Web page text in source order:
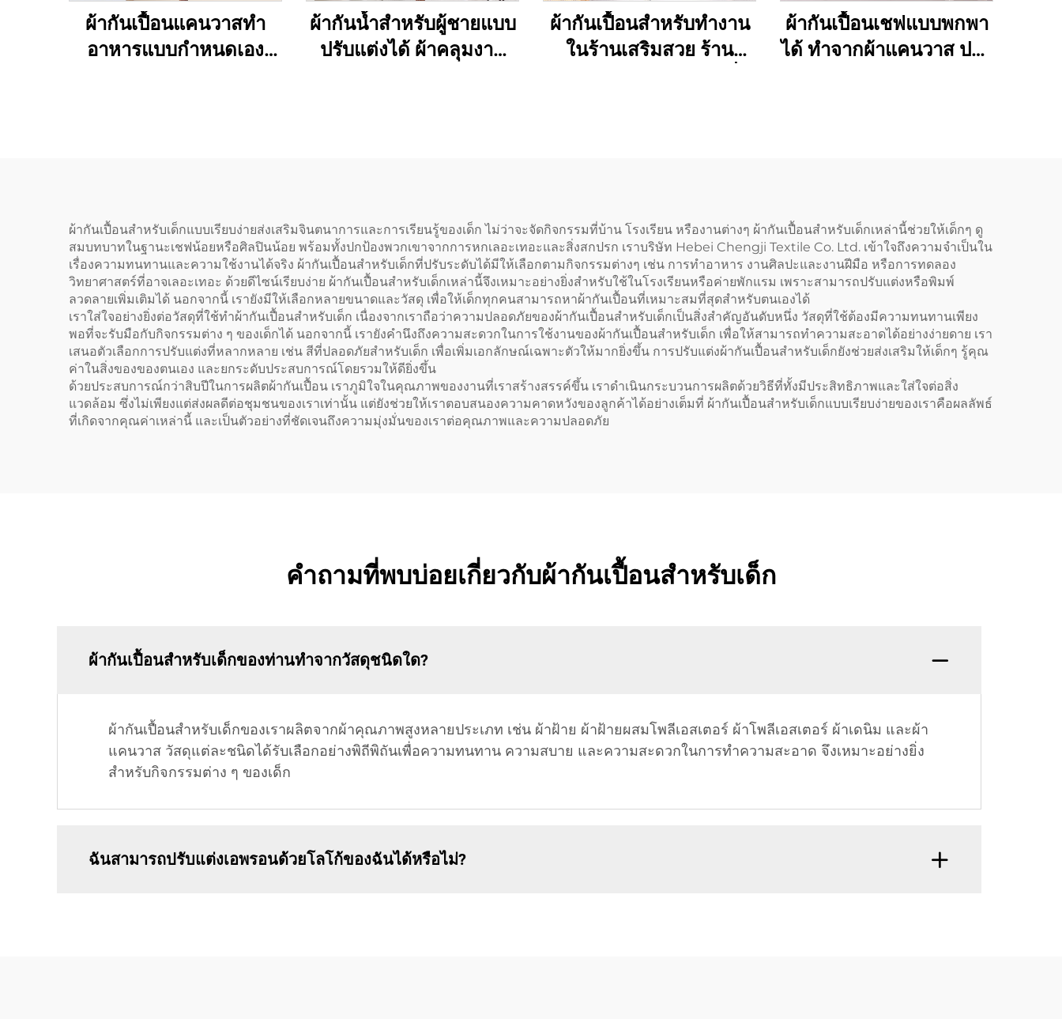
ผ้ากันเปื้อนแคนวาสทำ
อาหารแบบกำหนดเอง
ผ้ากันน้ำสำหรับผู้ชายแบบ
ปรับแต่งได้ ผ้าคลุมงาน
ผ้ากันเปื้อนสำหรับทำงาน
ในร้านเสริมสวย ร้าน
ผ้ากันเปื้อนเชฟแบบพกพา
ได้ ทำจากผ้าแคนวาส ปรับ
ผ้ากันเปื้อนสำหรับเด็กแบบเรียบง่ายส่งเสริมจินตนาการและการเรียนรู้ของเด็ก ไม่ว่าจะจัดกิจกรรมที่บ้าน โรงเรียน หรืองานต่างๆ ผ้ากันเปื้อนสำหรับเด็กเหล่านี้ช่วยให้เด็กๆ ดู
สมบทบาทในฐานะเชฟน้อยหรือศิลปินน้อย พร้อมทั้งปกป้องพวกเขาจากการหกเลอะเทอะและสิ่งสกปรก เราบริษัท Hebei Chengji Textile Co. Ltd. เข้าใจถึงความจำเป็นใน
เรื่องความทนทานและความใช้งานได้จริง ผ้ากันเปื้อนสำหรับเด็กที่ปรับระดับได้มีให้เลือกตามกิจกรรมต่างๆ เช่น การทำอาหาร งานศิลปะและงานฝีมือ หรือการทดลอง
วิทยาศาสตร์ที่อาจเลอะเทอะ ด้วยดีไซน์เรียบง่าย ผ้ากันเปื้อนสำหรับเด็กเหล่านี้จึงเหมาะอย่างยิ่งสำหรับใช้ในโรงเรียนหรือค่ายพักแรม เพราะสามารถปรับแต่งหรือพิมพ์
ลวดลายเพิ่มเติมได้ นอกจากนี้ เรายังมีให้เลือกหลายขนาดและวัสดุ เพื่อให้เด็กทุกคนสามารถหาผ้ากันเปื้อนที่เหมาะสมที่สุดสำหรับตนเองได้
เราใส่ใจอย่างยิ่งต่อวัสดุที่ใช้ทำผ้ากันเปื้อนสำหรับเด็ก เนื่องจากเราถือว่าความปลอดภัยของผ้ากันเปื้อนสำหรับเด็กเป็นสิ่งสำคัญอันดับหนึ่ง วัสดุที่ใช้ต้องมีความทนทานเพียง
พอที่จะรับมือกับกิจกรรมต่าง ๆ ของเด็กได้ นอกจากนี้ เรายังคำนึงถึงความสะดวกในการใช้งานของผ้ากันเปื้อนสำหรับเด็ก เพื่อให้สามารถทำความสะอาดได้อย่างง่ายดาย เรา
เสนอตัวเลือกการปรับแต่งที่หลากหลาย เช่น สีที่ปลอดภัยสำหรับเด็ก เพื่อเพิ่มเอกลักษณ์เฉพาะตัวให้มากยิ่งขึ้น การปรับแต่งผ้ากันเปื้อนสำหรับเด็กยังช่วยส่งเสริมให้เด็กๆ รู้คุณ
ค่าในสิ่งของของตนเอง และยกระดับประสบการณ์โดยรวมให้ดียิ่งขึ้น
ด้วยประสบการณ์กว่าสิบปีในการผลิตผ้ากันเปื้อน เราภูมิใจในคุณภาพของงานที่เราสร้างสรรค์ขึ้น เราดำเนินกระบวนการผลิตด้วยวิธีที่ทั้งมีประสิทธิภาพและใส่ใจต่อสิ่ง
แวดล้อม ซึ่งไม่เพียงแต่ส่งผลดีต่อชุมชนของเราเท่านั้น แต่ยังช่วยให้เราตอบสนองความคาดหวังของลูกค้าได้อย่างเต็มที่ ผ้ากันเปื้อนสำหรับเด็กแบบเรียบง่ายของเราคือผลลัพธ์
ที่เกิดจากคุณค่าเหล่านี้ และเป็นตัวอย่างที่ชัดเจนถึงความมุ่งมั่นของเราต่อคุณภาพและความปลอดภัย
คำถามที่พบบ่อยเกี่ยวกับผ้ากันเปื้อนสำหรับเด็ก
ผ้ากันเปื้อนสำหรับเด็กของท่านทำจากวัสดุชนิดใด?
ผ้ากันเปื้อนสำหรับเด็กของเราผลิตจากผ้าคุณภาพสูงหลายประเภท เช่น ผ้าฝ้าย ผ้าฝ้ายผสมโพลีเอสเตอร์ ผ้าโพลีเอสเตอร์ ผ้าเดนิม และผ้า
แคนวาส วัสดุแต่ละชนิดได้รับเลือกอย่างพิถีพิถันเพื่อความทนทาน ความสบาย และความสะดวกในการทำความสะอาด จึงเหมาะอย่างยิ่ง
สำหรับกิจกรรมต่าง ๆ ของเด็ก
ฉันสามารถปรับแต่งเอพรอนด้วยโลโก้ของฉันได้หรือไม่?